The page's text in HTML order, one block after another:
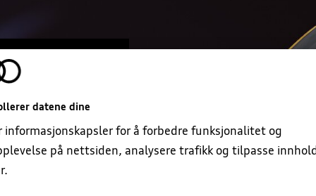
selge oss bilen din?
og bilpleie
din?
datene dine
informasjonskapsler for å forbedre funksjonalitet og
på nettsiden, analysere trafikk og tilpasse